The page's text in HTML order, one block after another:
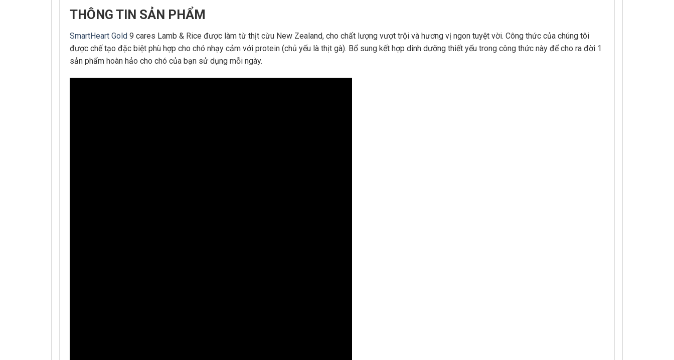
THÔNG TIN SẢN PHẨM
SmartHeart Gold 9 cares Lamb & Rice được làm từ thịt cừu New Zealand, cho chất lượng vượt trội và hương vị ngon tuyệt vời. Công thức của chúng tôi
được chế tạo đặc biệt phù hợp cho chó nhạy cảm với protein (chủ yếu là thịt gà). Bổ sung kết hợp dinh dưỡng thiết yếu trong công thức này để cho ra đời 1
sản phẩm hoàn hảo cho chó của bạn sử dụng mỗi ngày.